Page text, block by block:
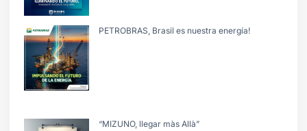
PETROBRAS, Brasil es nuestra energía!
“MIZUNO, llegar màs Allà”